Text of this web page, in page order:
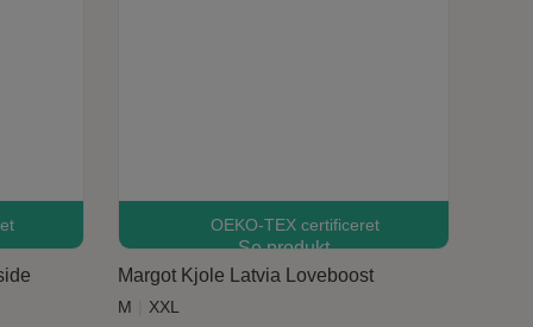
OEKO-TEX certificeret
Se produktDette vare har flere varianter. Mulighederne kan vælges på varesiden
Margot Kjole Latvia Loveboost
M XXL